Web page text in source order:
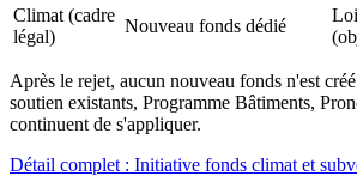
Climat (cadre
légal)
Nouveau fonds dédié
Après le rejet, aucun nouveau fonds n'est
soutien existants, Programme Bâtiments,
continuent de s'appliquer.
Détail complet : Initiative fonds climat et